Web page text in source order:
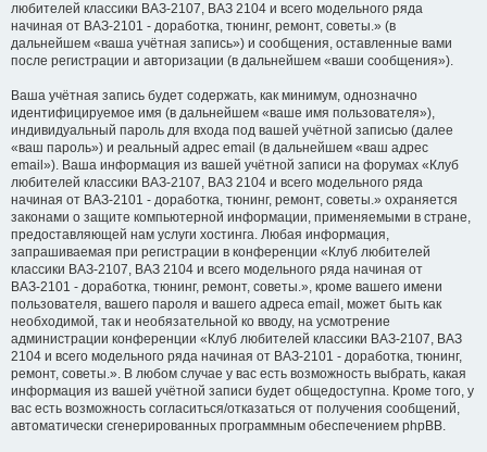
любителей классики ВАЗ-2107, ВАЗ 2104 и всего модельного ряда
начиная от ВАЗ-2101 - доработка, тюнинг, ремонт, советы.» (в
дальнейшем «ваша учётная запись») и сообщения, оставленные вами
после регистрации и авторизации (в дальнейшем «ваши сообщения»).
Ваша учётная запись будет содержать, как минимум, однозначно
идентифицируемое имя (в дальнейшем «ваше имя пользователя»),
индивидуальный пароль для входа под вашей учётной записью (далее
«ваш пароль») и реальный адрес email (в дальнейшем «ваш адрес
email»). Ваша информация из вашей учётной записи на форумах «Клуб
любителей классики ВАЗ-2107, ВАЗ 2104 и всего модельного ряда
начиная от ВАЗ-2101 - доработка, тюнинг, ремонт, советы.» охраняется
законами о защите компьютерной информации, применяемыми в стране,
предоставляющей нам услуги хостинга. Любая информация,
запрашиваемая при регистрации в конференции «Клуб любителей
классики ВАЗ-2107, ВАЗ 2104 и всего модельного ряда начиная от
ВАЗ-2101 - доработка, тюнинг, ремонт, советы.», кроме вашего имени
пользователя, вашего пароля и вашего адреса email, может быть как
необходимой, так и необязательной ко вводу, на усмотрение
администрации конференции «Клуб любителей классики ВАЗ-2107, ВАЗ
2104 и всего модельного ряда начиная от ВАЗ-2101 - доработка, тюнинг,
ремонт, советы.». В любом случае у вас есть возможность выбрать, какая
информация из вашей учётной записи будет общедоступна. Кроме того, у
вас есть возможность согласиться/отказаться от получения сообщений,
автоматически сгенерированных программным обеспечением phpBB.